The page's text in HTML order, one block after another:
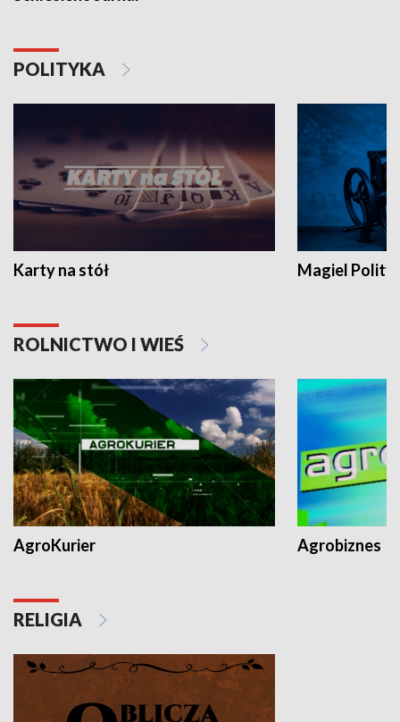
POLITYKA
Karty na stół Magiel
ROLNICTWO I WIEŚ
AgroKurier Agrobiznes
RELIGIA